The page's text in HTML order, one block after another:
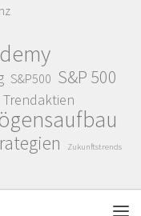
S&P500 S&P 500
Trendaktien
Zukunftstrends